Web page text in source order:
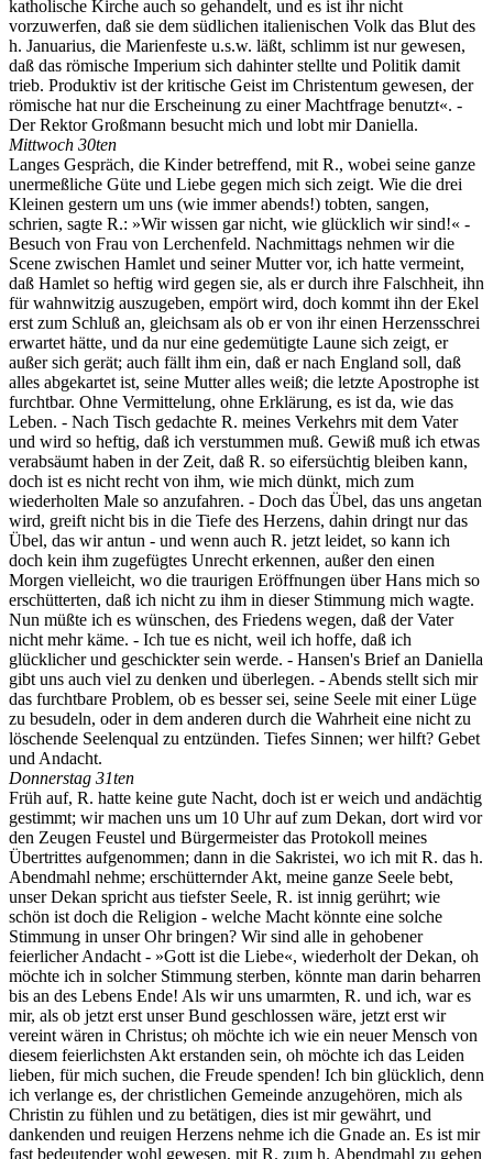
katholische Kirche auch so gehandelt, und es ist ihr nicht
vorzuwerfen, daß sie dem südlichen italienischen Volk das Blut des
h. Januarius, die Marienfeste u.s.w. läßt, schlimm ist nur gewesen,
daß das römische Imperium sich dahinter stellte und Politik damit
trieb. Produktiv ist der kritische Geist im Christentum gewesen, der
römische hat nur die Erscheinung zu einer Machtfrage benutzt«. -
Der Rektor Großmann besucht mich und lobt mir Daniella.
Mittwoch 30ten
Langes Gespräch, die Kinder betreffend, mit R., wobei seine ganze
unermeßliche Güte und Liebe gegen mich sich zeigt. Wie die drei
Kleinen gestern um uns (wie immer abends!) tobten, sangen,
schrien, sagte R.: »Wir wissen gar nicht, wie glücklich wir sind!« -
Besuch von Frau von Lerchenfeld. Nachmittags nehmen wir die
Scene zwischen Hamlet und seiner Mutter vor, ich hatte vermeint,
daß Hamlet so heftig wird gegen sie, als er durch ihre Falschheit, ihn
für wahnwitzig auszugeben, empört wird, doch kommt ihn der Ekel
erst zum Schluß an, gleichsam als ob er von ihr einen Herzensschrei
erwartet hätte, und da nur eine gedemütigte Laune sich zeigt, er
außer sich gerät; auch fällt ihm ein, daß er nach England soll, daß
alles abgekartet ist, seine Mutter alles weiß; die letzte Apostrophe ist
furchtbar. Ohne Vermittelung, ohne Erklärung, es ist da, wie das
Leben. - Nach Tisch gedachte R. meines Verkehrs mit dem Vater
und wird so heftig, daß ich verstummen muß. Gewiß muß ich etwas
verabsäumt haben in der Zeit, daß R. so eifersüchtig bleiben kann,
doch ist es nicht recht von ihm, wie mich dünkt, mich zum
wiederholten Male so anzufahren. - Doch das Übel, das uns angetan
wird, greift nicht bis in die Tiefe des Herzens, dahin dringt nur das
Übel, das wir antun - und wenn auch R. jetzt leidet, so kann ich
doch kein ihm zugefügtes Unrecht erkennen, außer den einen
Morgen vielleicht, wo die traurigen Eröffnungen über Hans mich so
erschütterten, daß ich nicht zu ihm in dieser Stimmung mich wagte.
Nun müßte ich es wünschen, des Friedens wegen, daß der Vater
nicht mehr käme. - Ich tue es nicht, weil ich hoffe, daß ich
glücklicher und geschickter sein werde. - Hansen's Brief an Daniella
gibt uns auch viel zu denken und überlegen. - Abends stellt sich mir
das furchtbare Problem, ob es besser sei, seine Seele mit einer Lüge
zu besudeln, oder in dem anderen durch die Wahrheit eine nicht zu
löschende Seelenqual zu entzünden. Tiefes Sinnen; wer hilft? Gebet
und Andacht.
Donnerstag 31ten
Früh auf, R. hatte keine gute Nacht, doch ist er weich und andächtig
gestimmt; wir machen uns um 10 Uhr auf zum Dekan, dort wird vor
den Zeugen Feustel und Bürgermeister das Protokoll meines
Übertrittes aufgenommen; dann in die Sakristei, wo ich mit R. das h.
Abendmahl nehme; erschütternder Akt, meine ganze Seele bebt,
unser Dekan spricht aus tiefster Seele, R. ist innig gerührt; wie
schön ist doch die Religion - welche Macht könnte eine solche
Stimmung in unser Ohr bringen? Wir sind alle in gehobener
feierlicher Andacht - »Gott ist die Liebe«, wiederholt der Dekan, oh
möchte ich in solcher Stimmung sterben, könnte man darin beharren
bis an des Lebens Ende! Als wir uns umarmten, R. und ich, war es
mir, als ob jetzt erst unser Bund geschlossen wäre, jetzt erst wir
vereint wären in Christus; oh möchte ich wie ein neuer Mensch von
diesem feierlichsten Akt erstanden sein, oh möchte ich das Leiden
lieben, für mich suchen, die Freude spenden! Ich bin glücklich, denn
ich verlange es, der christlichen Gemeinde anzugehören, mich als
Christin zu fühlen und zu betätigen, dies ist mir gewährt, und
dankenden und reuigen Herzens nehme ich die Gnade an. Es ist mir
fast bedeutender wohl gewesen, mit R. zum h. Abendmahl zu gehen